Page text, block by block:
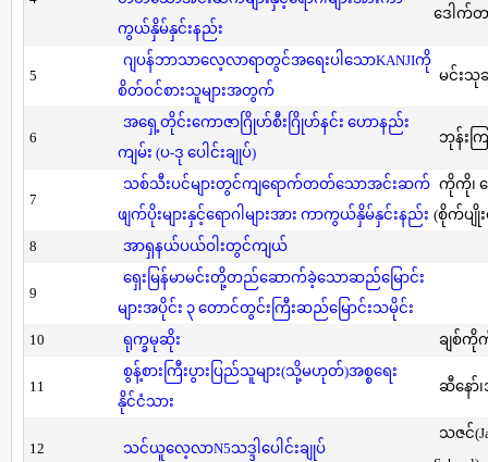
ကွယ်နှိမ်နှင်းနည်း
ဒေါက်တ
5
ဂျပန်ဘာသာလေ့လာရာတွင်အရေးပါသောKANJIကို
စိတ်ဝင်စားသူများအတွက်
မင်းသုခ
6
အရှေ့တိုင်းကောဇာဂြိုဟ်စီးဂြိုဟ်နင်း ဟောနည်း
ကျမ်း (ပ-ဒု ပေါင်းချုပ်)
ဘုန်းက
7
သစ်သီးပင်များတွင်ကျရောက်တတ်သောအင်းဆက်
ဖျက်ပိုးများနှင့်ရောဂါများအား ကာကွယ်နှိမ်နှင်းနည်း
ကိုကို၊
(စိုက်ပျိုး
8
အာရှနယ်ပယ်ဝါးတွင်ကျယ်
9
ရှေးမြန်မာမင်းတို့တည်ဆောက်ခဲ့သောဆည်မြောင်း
များအပိုင်း ၃ တောင်တွင်းကြီးဆည်မြောင်းသမိုင်း
10
ရုက္ခမုဆိုး ချစ်ကို
11
စွန့်စားကြီးပွားပြည်သူများ(သို့မဟုတ်)အစ္စရေး
နိုင်ငံသား
ဆီနော်၊
12 သင်ယူလေ့လာN5သဒ္ဒါပေါင်းချုပ်
သဇင်